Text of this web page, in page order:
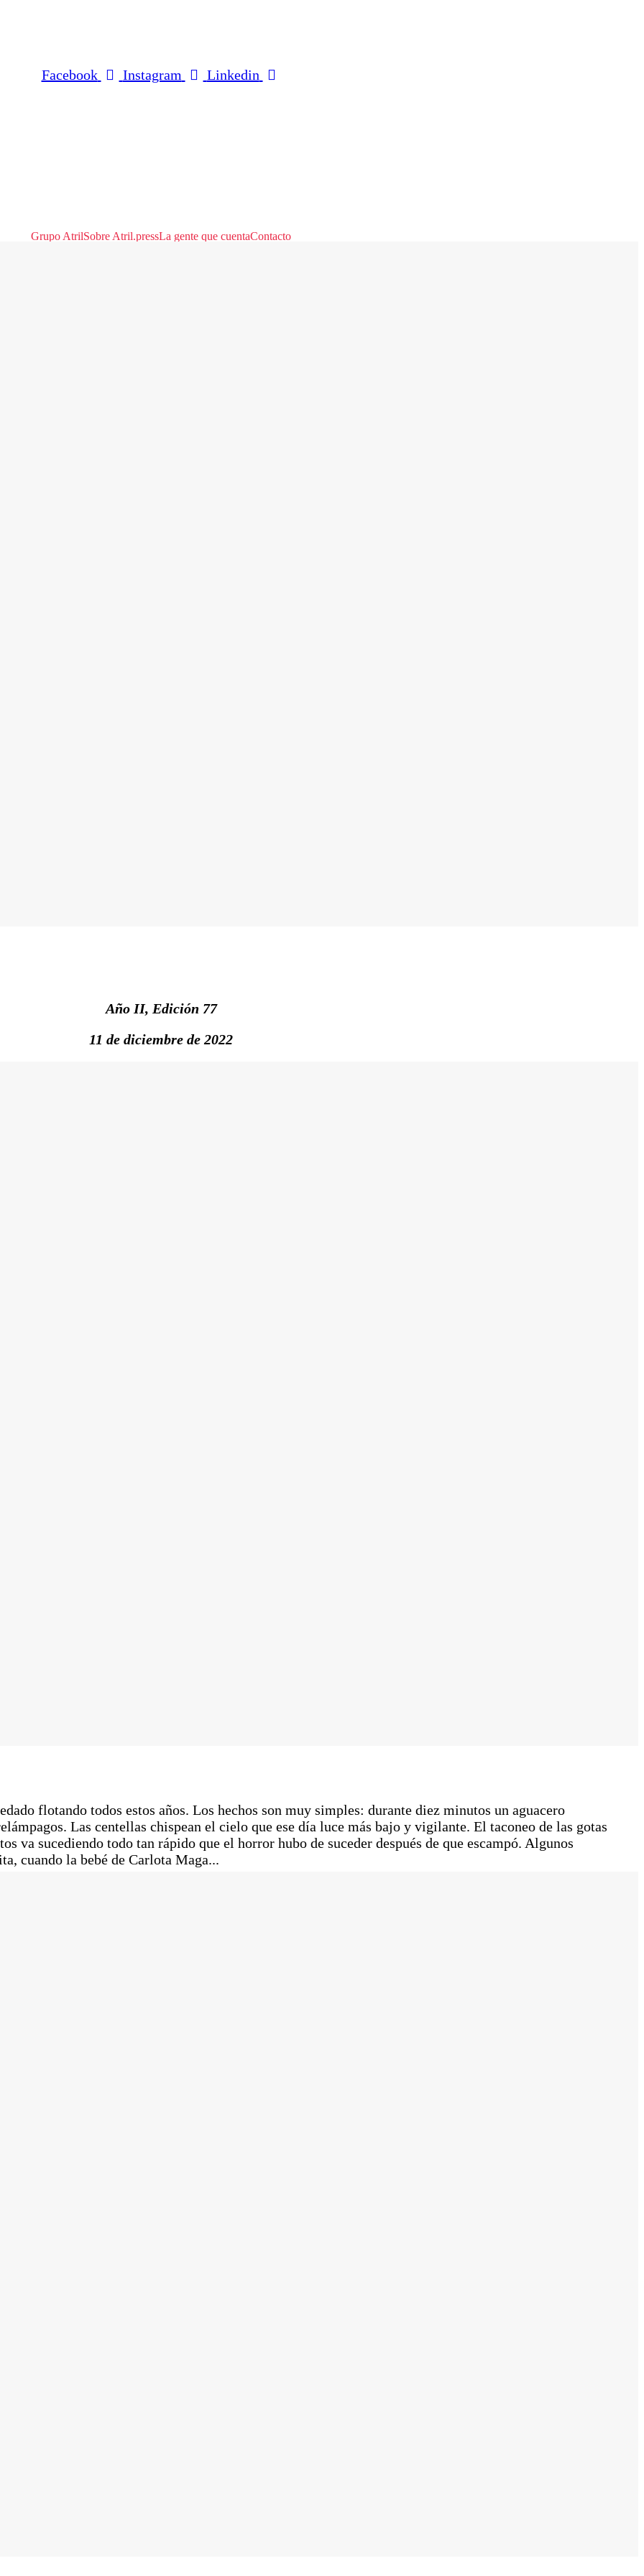
Facebook
Instagram
Linkedin
Grupo AtrilSobre Atril.pressLa gente que cuentaContacto
Año II, Edición 77
11 de diciembre de 2022
flotando todos estos años. Los hechos son muy simples: durante diez minutos un aguacero
Las centellas chispean el cielo que ese día luce más bajo y vigilante. El taconeo de las gotas
va sucediendo todo tan rápido que el horror hubo de suceder después de que escampó. Algunos
cuando la bebé de Carlota Maga...